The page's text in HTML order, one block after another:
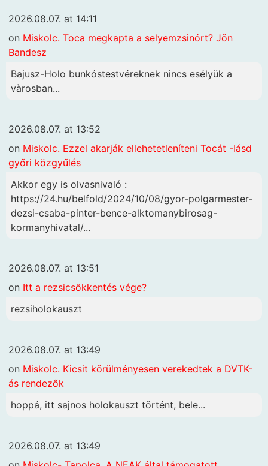
2026.08.07. at 14:11
on Miskolc. Toca megkapta a selyemzsinórt? Jön
Bandesz
Bajusz-Holo bunkóstestvéreknek nincs esélyük a
vàrosban...
2026.08.07. at 13:52
on Miskolc. Ezzel akarják ellehetetleníteni Tocát -lásd
győri közgyűlés
Akkor egy is olvasnivaló :
https://24.hu/belfold/2024/10/08/gyor-polgarmester-
dezsi-csaba-pinter-bence-alktomanybirosag-
kormanyhivatal/...
2026.08.07. at 13:51
on Itt a rezsicsökkentés vége?
rezsiholokauszt
2026.08.07. at 13:49
on Miskolc. Kicsit körülményesen verekedtek a DVTK-
ás rendezők
hoppá, itt sajnos holokauszt történt, bele...
2026.08.07. at 13:49